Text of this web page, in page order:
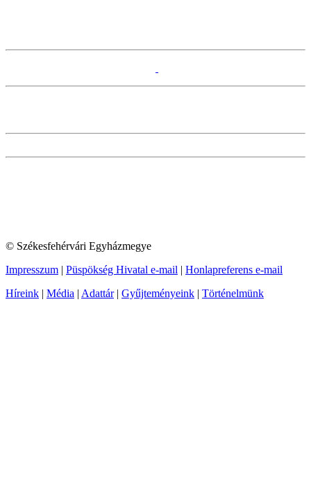
© Székesfehérvári Egyházmegye
Impresszum | Püspökség Hivatal e-mail | Honlapreferens e-mail
Híreink | Média | Adattár| Gyűjteményeink | Történelmünk